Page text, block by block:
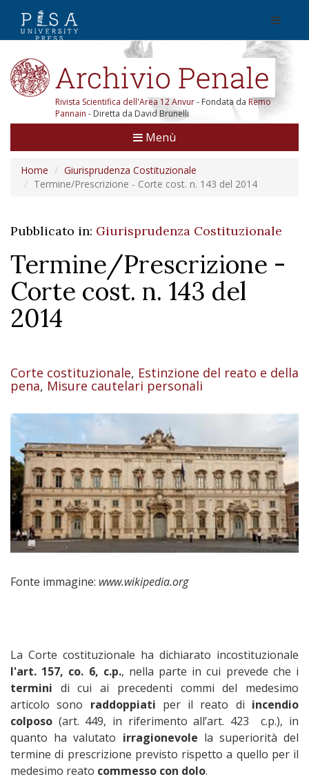
Rivista Scientifica dell'Area 12 Anvur- Fondata da Remo
Pannain - Diretta da David Brunelli
Menù
Home
Giurisprudenza Costituzionale
Termine/Prescrizione - Corte cost. n. 143 del 2014
Pubblicato in: Giurisprudenza Costituzionale
Termine/Prescrizione -
Corte cost. n. 143 del
2014
Corte costituzionale, Estinzione del reato e della
pena, Misure cautelari personali
Fonte immagine: www.wikipedia.org
La Corte costituzionale ha dichiarato incostituzionale
l'art. 157, co. 6, c.p., nella parte in cui prevede che i
termini di cui ai precedenti commi del medesimo
articolo sono raddoppiati per il reato di incendio
colposo (art. 449, in riferimento all’art. 423 c.p.), in
quanto ha valutato irragionevole la superiorità del
termine di prescrizione previsto rispetto a quello per il
medesimo reato commesso con dolo.